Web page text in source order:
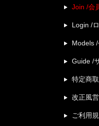
Join /会
Login /
Models
Guide /
特定商
改正風
ご利用